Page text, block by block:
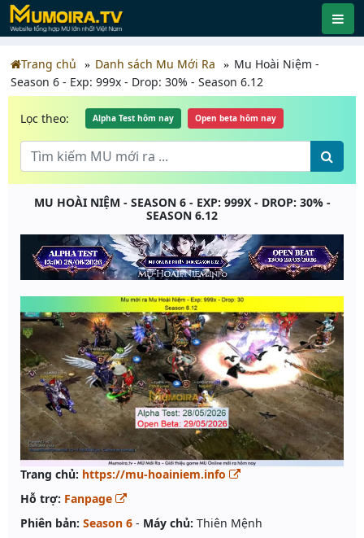
Trang chủ Danh sách Mu Mới Ra
Mu Hoài Niệm -
Season 6 - Exp: 999x - Drop: 30% - Season 6.12
Lọc theo: Alpha Test hôm nay Open beta hôm nay
MU HOÀI NIỆM - SEASON 6 - EXP: 999X - DROP: 30% -
SEASON 6.12
Trang chủ: https://mu-hoainiem.info
Hỗ trợ: Fanpage
Phiên bản: Season 6 - Máy chủ: Thiên Mệnh